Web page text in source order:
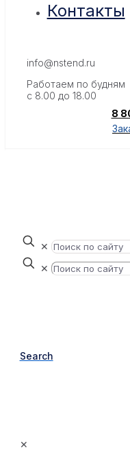
Контакты
info@nstend.ru
Работаем по будням
с 8.00 до 18.00
8
✕
✕
Search
✕